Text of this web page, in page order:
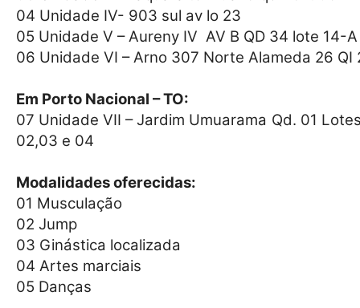
04 Unidade IV- 903 sul av lo 23
05 Unidade V – Aureny IV AV B QD 34 lote 14-A
06 Unidade VI – Arno 307 Norte Alameda 26 QI
Em Porto Nacional – TO:
07 Unidade VII – Jardim Umuarama Qd. 01
02,03 e 04
Modalidades oferecidas:
01 Musculação
02 Jump
03 Ginástica localizada
04 Artes marciais
05 Danças